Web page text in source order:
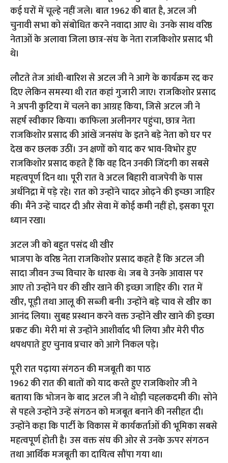
कई घरों में चूल्हे नहीं जले। बात 1962 की बात है, अटल जी
चुनावी सभा को संबोधित करने नवादा आए थे। उनके साथ वरिष्ठ
नेताओं के अलावा जिला छात्र-संघ के नेता राजकिशोर प्रसाद भी
थे।
लौटते तेज आंधी-बारिश से अटल जी ने आगे के कार्यक्रम रद कर
दिए लेकिन समस्या थी रात कहां गुजारी जाए। राजकिशोर प्रसाद
ने अपनी कुटिया में चलने का आग्रह किया, जिसे अटल जी ने
सहर्ष स्वीकार किया। काफिला अलीनगर पहुंचा, छात्र नेता
राजकिशोर प्रसाद की आंखें जनसंघ के इतने बड़े नेता को घर पर
देख कर छलक उठीं। उन क्षणों को याद कर भाव-विभोर हुए
राजकिशोर प्रसाद कहते हैं कि वह दिन उनकी जिंदगी का सबसे
महत्वपूर्ण दिन था। पूरी रात वे अटल बिहारी वाजपेयी के पास
अर्धनिद्रा में पड़े रहे। रात को उन्होंने चादर ओढ़ने की इच्‍छा जाहिर
की। मैंने उन्हें चादर दी और सेवा में कोई कमी नहीं हो, इसका पूरा
ध्यान रखा।
अटल जी को बहुत पसंद थी खीर
भाजपा के वरिष्ठ नेता राजकिशोर प्रसाद कहते हैं कि अटल जी
सादा जीवन उच्च विचार के धारक थे। जब वे उनके आवास पर
आए तो उन्होंने घर की खीर खाने की इच्छा जाहिर की। रात में
खीर, पूड़ी तथा आलू की सब्जी बनी। उन्होंने बड़े चाव से खीर का
आनंद लिया। सुबह प्रस्थान करने वक्त उन्होंने खीर खाने की इच्छा
प्रकट की। मेरी मां से उन्होंने आशीर्वाद भी लिया और मेरी पीठ
थपथपाते हुए चुनाव प्रचार को आगे निकल पड़े।
पूरी रात पढ़ाया संगठन की मजबूती का पाठ
1962 की रात की बातों को याद करते हुए राजकिशोर जी ने
बताया कि भोजन के बाद अटल जी ने थोड़ी चहलकदमी की। सोने
से पहले उन्होंने उन्हें संगठन को मजबूत बनाने की नसीहत दी।
उन्होंने कहा कि पार्टी के विकास में कार्यकर्ताओं की भूमिका सबसे
महत्वपूर्ण होती है। उस वक्त संघ की ओर से उनके ऊपर संगठन
तथा आर्थिक मजबूती का दायित्व सौंपा गया था।